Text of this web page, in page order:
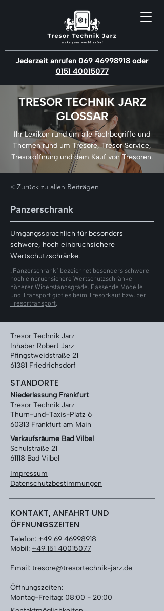
Jederzeit anrufen 069 46998918 oder
0151 40015077
TRESOR TECHNIK JARZ
GLOSSAR
Ihr Lexikon rund um alle Fachbegriffe und
Themen rund um Tresore, Tresor Service,
Tresoröffnung und dem Kauf von Tresoren.
< Zurück zu allen Beiträgen
Panzerschrank
Umgangssprachlich für besonders
schwere, hoch einbruchsichere
Wertschutzschränke.
„Panzerschrank" bezeichnet besonders schwere,
hoch einbruchsichere Wertschutzschränke
höherer Widerstandsgrade. Passende Modelle
und Transport gibt es beim Tresorkauf bzw. per
Tresortransport.
Tresor Technik Jarz
Inhaber Robert Jarz
Pfingstweidstraße 21
61381 Friedrichsdorf
STANDORTE
Niederlassung Frankfurt
Tresor Technik Jarz
Thurn-und-Taxis-Platz 6
60313 Frankfurt am Main
Verkaufsräume Bad Vilbel
Schulstraße 21
61118 Bad Vilbel
Impressum
Datenschutzbestimmungen
KONTAKT, ANFAHRT UND
ÖFFNUNGSZEITEN
Telefon: +49 69 46998918
Mobil: +49 151 40015077
Email: tresore@tresortechnik-jarz.de
Öffnungszeiten:
Montag-Freitag: 08:00 - 20:00